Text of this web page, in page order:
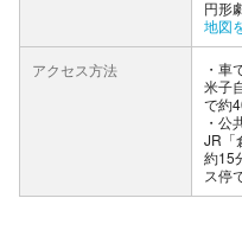
円形
地図
アクセス方法
車
米子
で約
公
JR「
約15
ス停